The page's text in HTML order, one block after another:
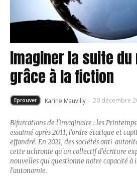
Imaginer la suite du
grâce à la fiction
Eprouver Karine Mauvilly - 20 décembre
Bifurcations de l'imaginaire : les
essaimé après 2011, l’ordre étatique et
effondré. En 2021, des sociétés anti-
cette uchronie qu'un collectif d’écriture
nouvelles qui questionne notre capacité à
l’autonomie.